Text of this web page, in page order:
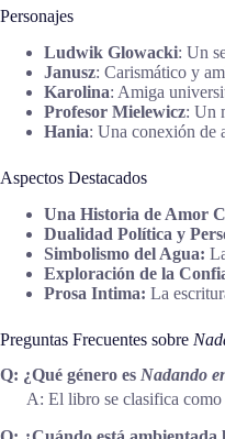
Personajes
Ludwik Glowacki: Un
Janusz: Carismático y
Karolina: Amiga
Profesor Mielewicz: Un
Hania: Una conexión de
Aspectos Destacados
Una Historia de Amor
Dualidad Política y
Simbolismo del Agua:
Exploración de la
Prosa Intima: La
Preguntas Frecuentes sobre
Q: ¿Qué género es Nadando
A: El libro se clasifica